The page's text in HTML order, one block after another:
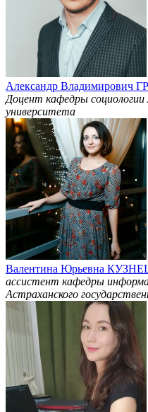
Александр Владимирович
Доцент кафедры социологии
университета
Валентина Юрьевна
ассистент кафедры
Астраханского